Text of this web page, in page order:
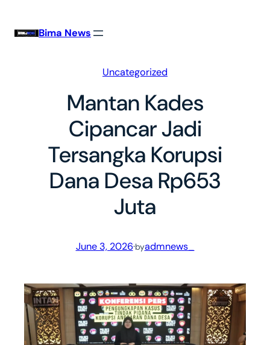
Bima News
Uncategorized
Mantan Kades
Cipancar Jadi
Tersangka Korupsi
Dana Desa Rp653
Juta
June 3, 2026·byadmnews_